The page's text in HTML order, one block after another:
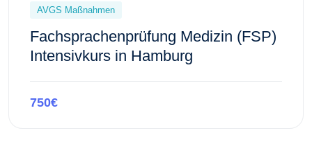
AVGS Maßnahmen
Fachsprachenprüfung Medizin (FSP)
Intensivkurs in Hamburg
750€